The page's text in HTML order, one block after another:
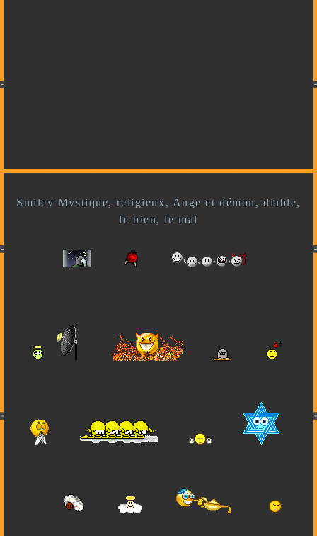
Smiley Mystique, religieux, Ange et démon, diable,
le bien, le mal